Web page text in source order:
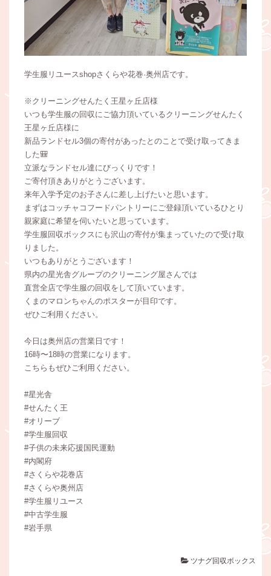
学生服リユースshopさくらや花巻·奥州店です。
※クリーニングせんたく王星ヶ丘店様
いつも学生服の回収にご協力頂いているクリーニングせんたく
王星ヶ丘店様に
新品ランドセル3個の寄付があったとのことで受け取ってきま
した🎒
立派なランドセル達にびっくりです！
ご寄付頂きありがとうございます。
来年入学予定のお子さんに差し上げたいと思います。
まずはコッチャコフードパントリーにご登録頂いているひとり
親家庭に希望を伺いたいと思っています。
学生服回収ボックスにも沢山の寄付が集まっていたので受け取
りました。
いつもありがとうございます！
県内の星光舎グループのクリーニング屋さんでは
直営全店で学生服の回収をして頂いています。
くまのマロンちゃんのポスターが目印です。
ぜひご利用ください。
今日は奥州店の営業日です！
16時〜18時の営業になります。
こちらもぜひご利用ください。
#星光舎
#せんたく王
#オリーブ
#学生服回収
#子供の未来応援国民運動
#内閣府
#さくらや花巻店
#さくらや奥州店
#学生服リユース
#中古学生服
#岩手県
ツナグ回収ボックス